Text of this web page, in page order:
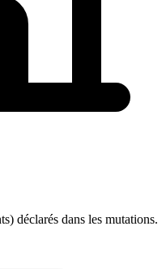
déclarés dans les mutations.